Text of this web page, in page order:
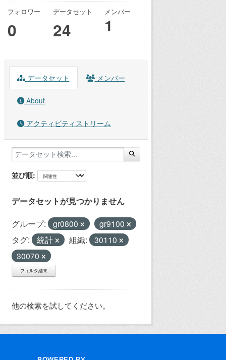
フォロワー
0
データセット
24
メンバー
1
データセット メンバー
About
アクティビティストリーム
並び順
データセットが見つかりません
グループ: gr0800
gr9100
タグ:
統計 組織:
30110
30070
フィルタ結果
他の検索を試してください。